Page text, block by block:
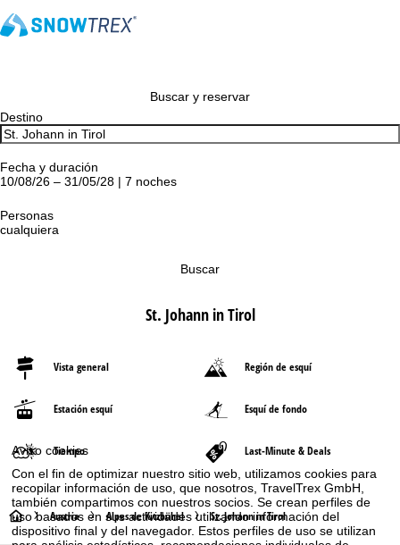
Aviso cookies
Con el fin de optimizar nuestro sitio web, utilizamos cookies para
recopilar información de uso, que nosotros, TravelTrex GmbH,
también compartimos con nuestros socios. Se crean perfiles de
uso basados en sus actividades utilizando información del
dispositivo final y del navegador. Estos perfiles de uso se utilizan
Buscar y reservar
Destino
Fecha y duración
10/08/26 – 31/05/28 | 7 noches
Personas
cualquiera
Buscar
St. Johann in Tirol
Vista general Región de esquí
Estación esquí Esquí de fondo
Tiempo Last-Minute & Deals
P Austria Alpes de Kitzbühel St. Johann in Tirol